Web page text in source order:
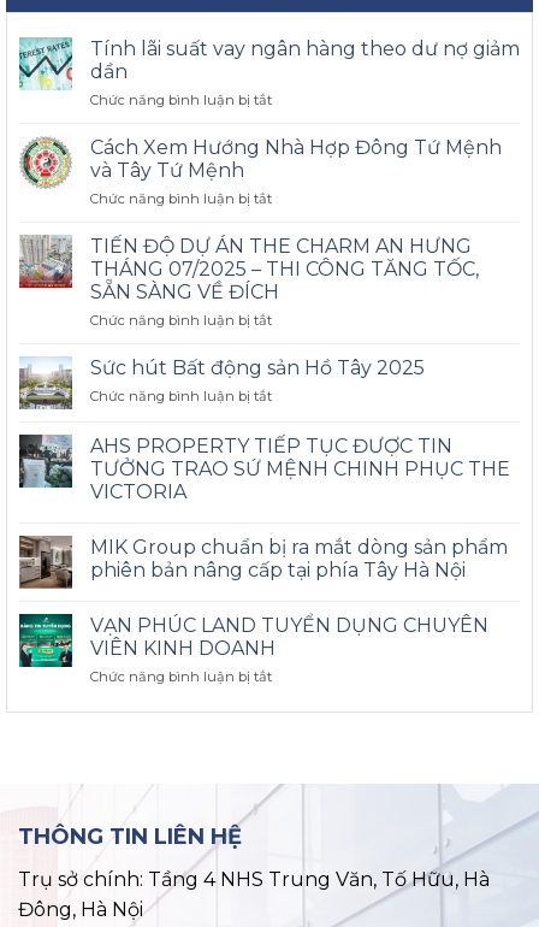
Tính lãi suất vay ngân hàng theo dư nợ giảm
dần
Chức năng bình luận bị tắtở
lãi
ngân
theo
dư
nợ
giảm
dần
Cách Xem Hướng Nhà Hợp Đông Tứ Mệnh
và Tây Tứ Mệnh
Chức năng bình luận bị tắtở
Xem
Hướng
Nhà
Hợp
Đông
Mệnh
Tây
Mệnh
TIẾN ĐỘ DỰ ÁN THE CHARM AN HƯNG
THÁNG 07/2025 – THI CÔNG TĂNG TỐC,
SẴN SÀNG VỀ ĐÍCH
Chức năng bình luận bị tắtở
ĐỘ
ÁN
CHARM
AN
HƯNG
–
THI
CÔNG
TỐC,
SẴN
ĐÍCH
Sức hút Bất động sản Hồ Tây 2025
Chức năng bình luận bị tắtở
hút
Bất
động
Tây
2025
AHS PROPERTY TIẾP TỤC ĐƯỢC TIN
TƯỞNG TRAO SỨ MỆNH CHINH PHỤC THE
VICTORIA
MIK Group chuẩn bị ra mắt dòng sản phẩm
phiên bản nâng cấp tại phía Tây Hà Nội
VẠN PHÚC LAND TUYỂN DỤNG CHUYÊN
VIÊN KINH DOANH
Chức năng bình luận bị tắtở
PHÚC
CHUYÊN
THÔNG TIN LIÊN HỆ
Trụ sở chính: Tầng 4 NHS Trung Văn, Tố Hữu, Hà
Đông, Hà Nội